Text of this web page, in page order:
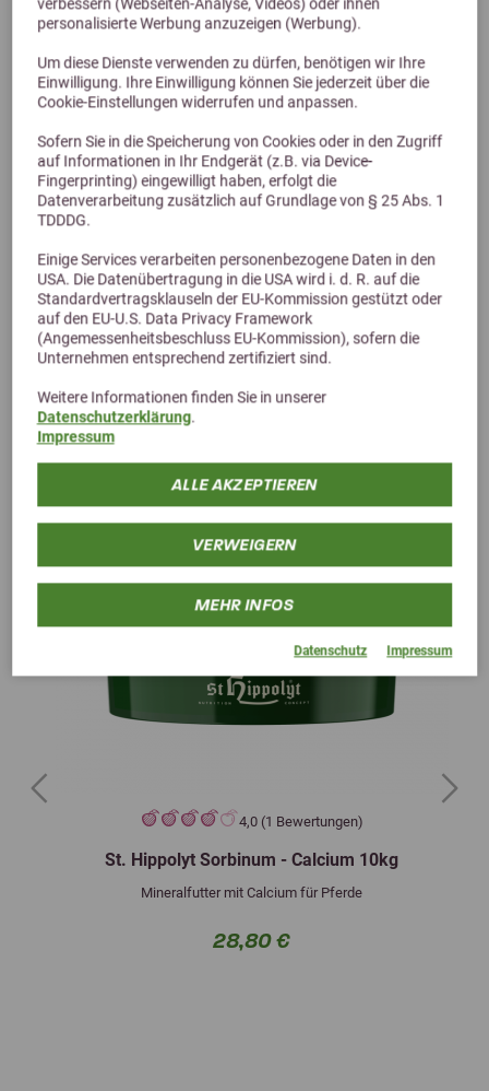
personalisierte Werbung anzuzeigen (Werbung).
Um diese Dienste verwenden zu dürfen, benötigen wir Ihre
Einwilligung. Ihre Einwilligung können Sie jederzeit über die
Cookie-Einstellungen widerrufen und anpassen.
Sofern Sie in die Speicherung von Cookies oder in den Zugriff
auf Informationen in Ihr Endgerät (z.B. via Device-
Fingerprinting) eingewilligt haben, erfolgt die
Datenverarbeitung zusätzlich auf Grundlage von § 25 Abs. 1
TDDDG.
Einige Services verarbeiten personenbezogene Daten in den
USA. Die Datenübertragung in die USA wird i. d. R. auf die
Standardvertragsklauseln der EU-Kommission gestützt oder
auf den EU-U.S. Data Privacy Framework
(Angemessenheitsbeschluss EU-Kommission), sofern die
Unternehmen entsprechend zertifiziert sind.
Weitere Informationen finden Sie in unserer
Datenschutzerklärung.
Impressum
ALLE AKZEPTIEREN
VERWEIGERN
MEHR INFOS
Datenschutz Impressum
Tryptophan für Pferde
57,90 €
Alternative Produkte
4,0 (1 Bewertungen)
St. Hippolyt Sorbinum - Calcium 10kg
Mineralfutter mit Calcium für Pferde
28,80 €
Previous Next